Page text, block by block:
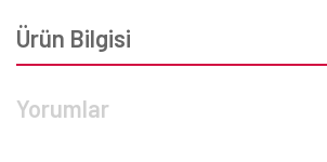
Ürün Bilgisi
Yorumlar